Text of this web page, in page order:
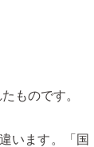
ものです。
います。「国